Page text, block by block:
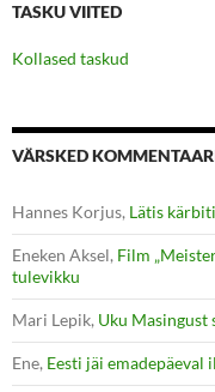
TASKU VIITED
Kollased taskud
VÄRSKED
Hannes Korjus, Lätis
Eneken Aksel, Film
tulevikku
Mari Lepik, Uku Masingust
Ene, Eesti jäi emadepäeval